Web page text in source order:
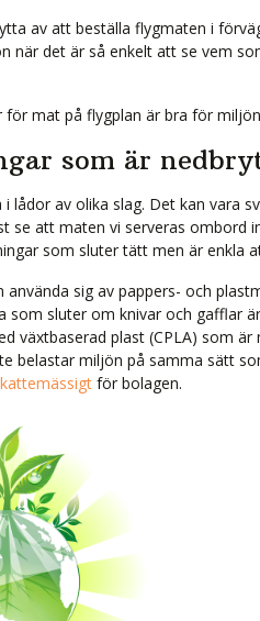
av att beställa flygmaten i
när det är så enkelt att se vem
för mat på flygplan är bra för
som är
lådor av olika slag. Det kan vara
se att maten vi serveras ombord
som sluter tätt men är enkla
använda sig av pappers- och
som sluter om knivar och gafflar
växtbaserad plast (CPLA) som
belastar miljön på samma sätt
för bolagen.